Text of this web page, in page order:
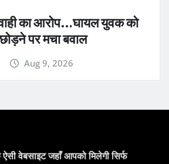
का आरोप…घायल युवक को
छोड़ने पर मचा बवाल
Aug 9, 2026
वेबसाइट जहाँ आपको मिलेगी सिर्फ